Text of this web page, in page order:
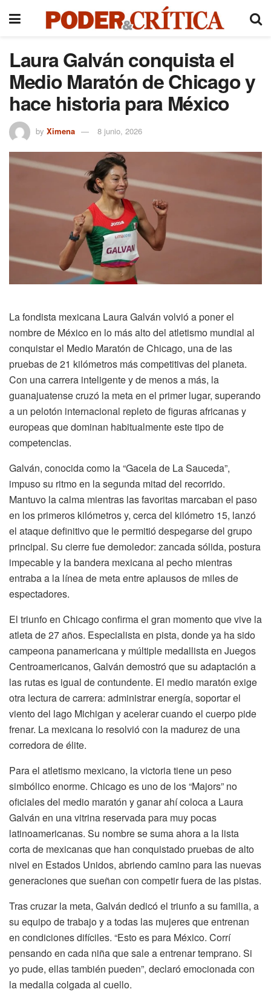
Laura Galván conquista el
Medio Maratón de Chicago y
hace historia para México
by Ximena 8 junio, 2026
La fondista mexicana Laura Galván volvió a poner el
nombre de México en lo más alto del atletismo mundial al
conquistar el Medio Maratón de Chicago, una de las
pruebas de 21 kilómetros más competitivas del planeta.
Con una carrera inteligente y de menos a más, la
guanajuatense cruzó la meta en el primer lugar, superando
a un pelotón internacional repleto de figuras africanas y
europeas que dominan habitualmente este tipo de
competencias.
Galván, conocida como la “Gacela de La Sauceda”,
impuso su ritmo en la segunda mitad del recorrido.
Mantuvo la calma mientras las favoritas marcaban el paso
en los primeros kilómetros y, cerca del kilómetro 15, lanzó
el ataque definitivo que le permitió despegarse del grupo
principal. Su cierre fue demoledor: zancada sólida, postura
impecable y la bandera mexicana al pecho mientras
entraba a la línea de meta entre aplausos de miles de
espectadores.
El triunfo en Chicago confirma el gran momento que vive la
atleta de 27 años. Especialista en pista, donde ya ha sido
campeona panamericana y múltiple medallista en Juegos
Centroamericanos, Galván demostró que su adaptación a
las rutas es igual de contundente. El medio maratón exige
otra lectura de carrera: administrar energía, soportar el
viento del lago Michigan y acelerar cuando el cuerpo pide
frenar. La mexicana lo resolvió con la madurez de una
corredora de élite.
Para el atletismo mexicano, la victoria tiene un peso
simbólico enorme. Chicago es uno de los “Majors” no
oficiales del medio maratón y ganar ahí coloca a Laura
Galván en una vitrina reservada para muy pocas
latinoamericanas. Su nombre se suma ahora a la lista
corta de mexicanas que han conquistado pruebas de alto
nivel en Estados Unidos, abriendo camino para las nuevas
generaciones que sueñan con competir fuera de las pistas.
Tras cruzar la meta, Galván dedicó el triunfo a su familia, a
su equipo de trabajo y a todas las mujeres que entrenan
en condiciones difíciles. “Esto es para México. Corrí
pensando en cada niña que sale a entrenar temprano. Si
yo pude, ellas también pueden”, declaró emocionada con
la medalla colgada al cuello.